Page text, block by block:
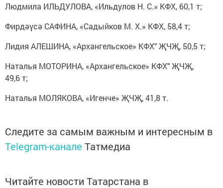
Людмила ИЛЬДУЛОВА, «Ильдулов Н. С.» КФХ, 60,1 т;
Фирдәүсә САФИНА, «Садыйков М. Х.» КФХ, 58,4 т;
Лидия АЛЕШИНА, «Архангельское» КФХ" ҖЧҖ, 50,5 т;
Наталья МОТОРИНА, «Архангельское» КФХ" ҖЧҖ,
49,6 т;
Наталья МОЛЯКОВА, «Игенче» ҖЧҖ, 41,8 т.
Следите за самым важным и интересным в
Telegram-канале Татмедиа
Читайте новости Татарстана в